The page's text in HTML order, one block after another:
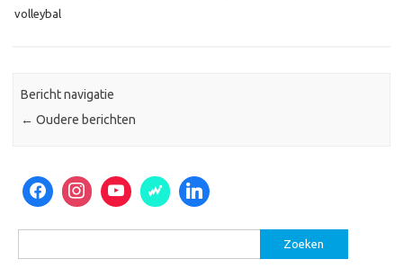
volleybal
Bericht navigatie
← Oudere berichten
naar: